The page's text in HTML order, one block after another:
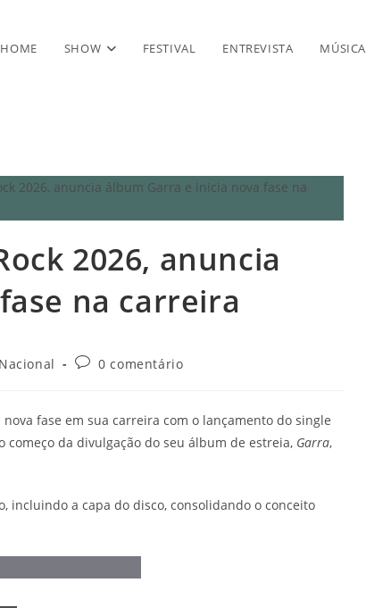
HOME SHOW FESTIVAL ENTREVISTA MÚSICA
2026, anuncia
na carreira
Nacional
Comentários
0 comentário
fase em sua carreira com o lançamento do single
da divulgação do seu álbum de estreia, Garra,
incluindo a capa do disco, consolidando o conceito